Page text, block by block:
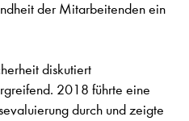
der Mitarbeitenden ein
diskutiert
2018 führte eine
durch und zeigte